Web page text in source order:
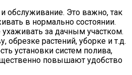
обслуживание. Это важно, так
в нормально состоянии.
за дачным участком.
обрезке растений, уборке и т.д.
установки систем полива,
повышают удобство